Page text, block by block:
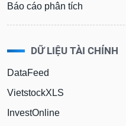
Báo cáo phân tích
DỮ LIỆU TÀI CHÍNH
DataFeed
VietstockXLS
InvestOnline